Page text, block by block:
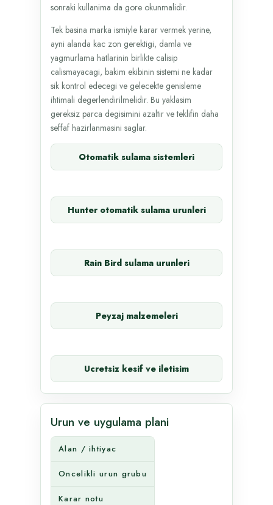
sonraki kullanima da gore okunmalidir.
Tek basina marka ismiyle karar vermek yerine,
ayni alanda kac zon gerektigi, damla ve
yagmurlama hatlarinin birlikte calisip
calismayacagi, bakim ekibinin sistemi ne kadar
sik kontrol edecegi ve gelecekte genisleme
ihtimali degerlendirilmelidir. Bu yaklasim
gereksiz parca degisimini azaltir ve teklifin daha
seffaf hazirlanmasini saglar.
Otomatik sulama sistemleri
Hunter otomatik sulama urunleri
Rain Bird sulama urunleri
Peyzaj malzemeleri
Ucretsiz kesif ve iletisim
Urun ve uygulama plani
Alan / ihtiyac
Oncelikli urun grubu
Karar notu